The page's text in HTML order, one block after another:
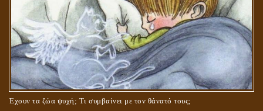
Έχουν τα ζώα ψυχή; Τι συμβαίνει με τον θάνατό τους;